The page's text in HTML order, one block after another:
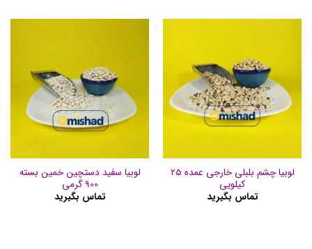
5
لوبیا چشم بلبلی خارجی عمده 25
کیلویی
تماس بگیرید
لوبیا سفید دستچین خمین بسته
900 گرمی
تماس بگیرید